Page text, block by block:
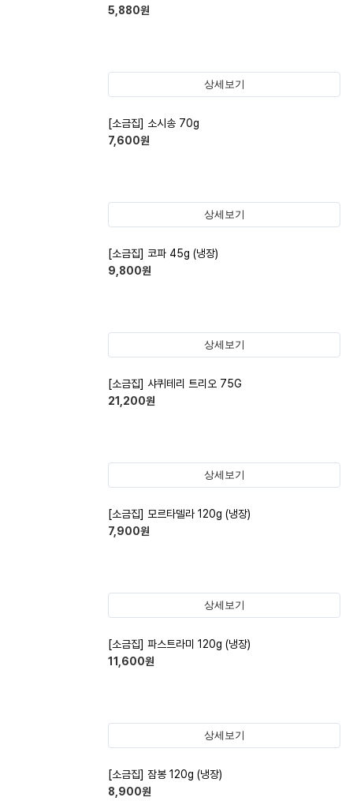
5,880원
상세보기
[소금집] 소시송 70g
7,600원
상세보기
[소금집] 코파 45g (냉장)
9,800원
상세보기
[소금집] 샤퀴테리 트리오 75G
21,200원
상세보기
[소금집] 모르타델라 120g (냉장)
7,900원
상세보기
[소금집] 파스트라미 120g (냉장)
11,600원
상세보기
[소금집] 잠봉 120g (냉장)
8,900원